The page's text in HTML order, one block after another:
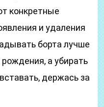
конкретные
и удаления
борта лучше
а убирать
держась за